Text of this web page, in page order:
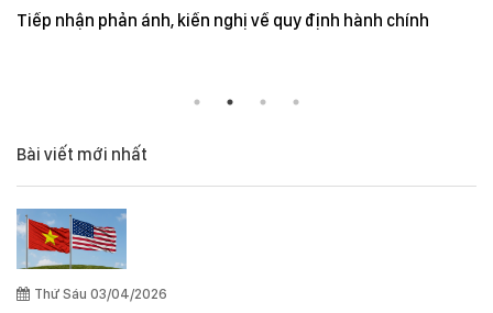
Tiếp nhận phản ánh, kiến nghị về quy định hành chính
Bài viết mới nhất
Thứ Sáu 03/04/2026